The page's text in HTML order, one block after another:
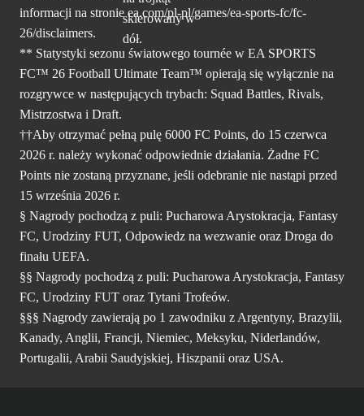
informacji na stronie ea.com/pl-pl/games/ea-sports-fc/fc-
26/disclaimers.
** Statystyki sezonu światowego tournée w EA SPORTS
FC™ 26 Football Ultimate Team™ opierają się wyłącznie na
rozgrywce w następujących trybach: Squad Battles, Rivals,
Mistrzostwa i Draft.
††Aby otrzymać pełną pulę 6000 FC Points, do 15 czerwca
2026 r. należy wykonać odpowiednie działania. Żadne FC
Points nie zostaną przyznane, jeśli odebranie nie nastąpi przed
15 września 2026 r.
§ Nagrody pochodzą z puli: Pucharowa Arystokracja, Fantasy
FC, Urodziny FUT, Odpowiedz na wezwanie oraz Droga do
finału UEFA.
§§ Nagrody pochodzą z puli: Pucharowa Arystokracja, Fantasy
FC, Urodziny FUT oraz Tytani Trofeów.
§§§ Nagrody zawierają po 1 zawodniku z Argentyny, Brazylii,
Kanady, Anglii, Francji, Niemiec, Meksyku, Niderlandów,
Portugalii, Arabii Saudyjskiej, Hiszpanii oraz USA.